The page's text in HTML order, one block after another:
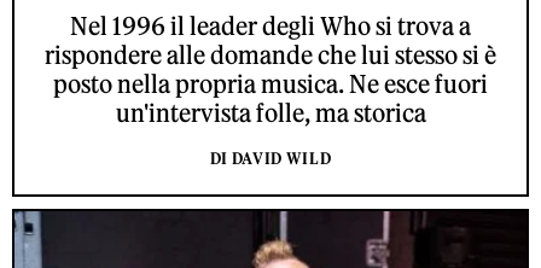
Nel 1996 il leader degli Who si trova a
rispondere alle domande che lui stesso si è
posto nella propria musica. Ne esce fuori
un'intervista folle, ma storica
DI DAVID WILD